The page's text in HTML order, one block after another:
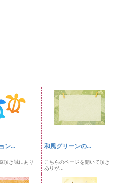
ン...
頂き誠にあり
和風グリーンの...
こちらのページを開いて頂き
ありが...